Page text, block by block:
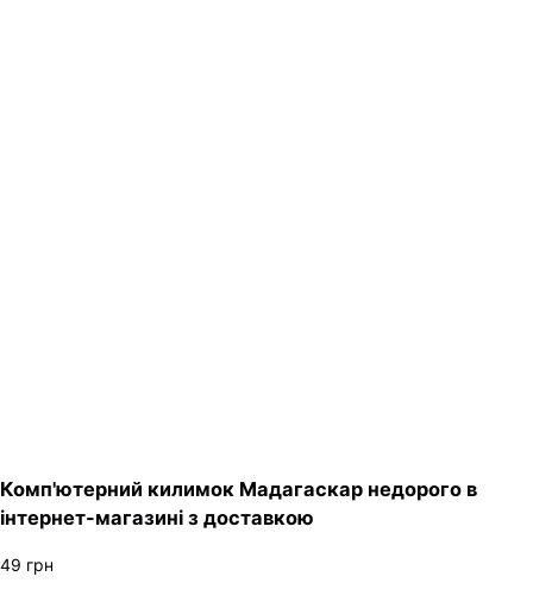
Комп'ютерний килимок Мадагаскар недорого в
інтернет-магазині з доставкою
49 грн